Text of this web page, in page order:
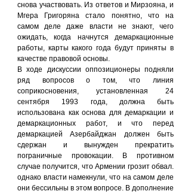
снова участвовать. Из ответов и Мирзояна, и
Мгера Григоряна стало понятно, что на
самом деле даже власти не знают, чего
ожидать, когда начнутся демаркационные
работы, карты какого года будут приняты в
качестве правовой основы.
В ходе дискуссии оппозиционеры подняли
ряд вопросов о том, что линия
соприкосновения, установленная 24
сентября 1993 года, должна быть
использована как основа для демаркации и
демаркационных работ, и что перед
демаркацией Азербайджан должен быть
сдержан и вынужден прекратить
пограничные провокации. В противном
случае получится, что Армении грозит обвал.
однако власти намекнули, что на самом деле
они бессильны в этом вопросе. В дополнение